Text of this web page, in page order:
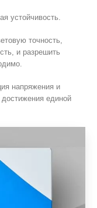
устойчивость.
точность,
и разрешить
напряжения и
достижения единой